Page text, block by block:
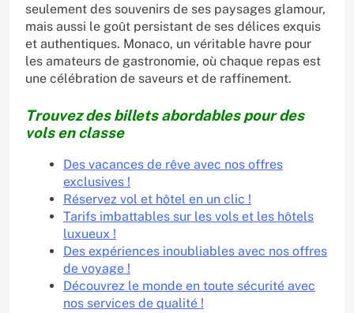
seulement des souvenirs de ses paysages glamour,
mais aussi le goût persistant de ses délices exquis
et authentiques. Monaco, un véritable havre pour
les amateurs de gastronomie, où chaque repas est
une célébration de saveurs et de raffinement.
Trouvez des billets abordables pour des
vols en classe
Des vacances de rêve avec nos offres
exclusives !
Réservez vol et hôtel en un clic !
Tarifs imbattables sur les vols et les hôtels
luxueux !
Des expériences inoubliables avec nos offres
de voyage !
Découvrez le monde en toute sécurité avec
nos services de qualité !